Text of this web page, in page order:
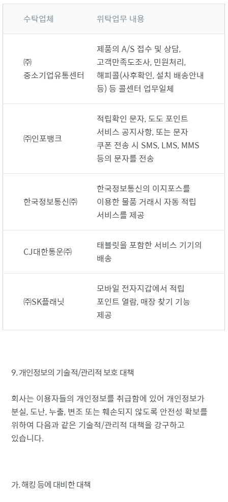
수탁업체 위탁업무 내용
㈜
중소기업유통센터
제품의 A/S 접수 및 상담,
고객만족도조사, 민원처리,
해피콜(사후확인, 설치 배송안내
등) 등 콜센터 업무일체
㈜인포뱅크
적립확인 문자, 도도 포인트
서비스 공지사항, 또는 문자
쿠폰 전송 시 SMS, LMS, MMS
등의 문자를 전송
한국정보통신㈜
한국정보통신의 이지포스를
이용한 물품 거래시 자동 적립
서비스를 제공
CJ대한통운㈜
태블릿을 포함한 서비스 기기의
배송
㈜SK플래닛
모바일 전자지갑에서 적립
포인트 열람, 매장 찾기 기능
제공
9. 개인정보의 기술적/관리적 보호 대책
회사는 이용자들의 개인정보를 취급함에 있어 개인정보가
분실, 도난, 누출, 변조 또는 훼손되지 않도록 안전성 확보를
위하여 다음과 같은 기술적/관리적 대책을 강구하고
있습니다.
가. 해킹 등에 대비한 대책